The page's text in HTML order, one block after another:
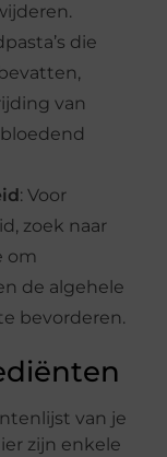
die
van
: Voor
zoek naar
om
de algehele
bevorderen.
van je
zijn enkele